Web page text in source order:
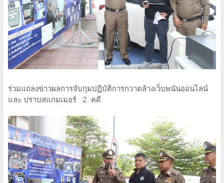
ร่วมแถลงข่าวผลการจับกุมปฏิบัติการกวาดล้างเว็บพนันออนไลน์
และ ปราบสแกมเมอร์ 2 คดี